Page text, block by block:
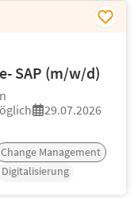
SAP (m/w/d)
29.07.2026
Change Management
Digitalisierung